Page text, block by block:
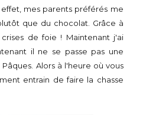
mes parents préférés me
que du chocolat. Grâce à
de foie ! Maintenant j'ai
il ne se passe pas une
Alors à l'heure où vous
entrain de faire la chasse